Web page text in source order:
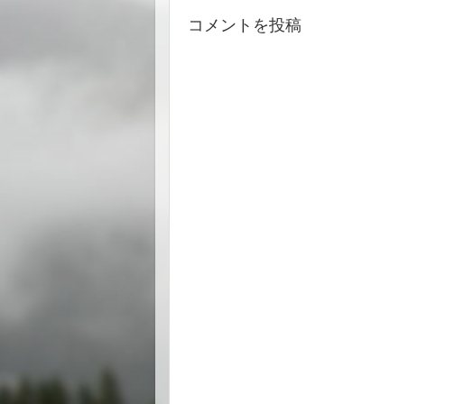
コメントを投稿